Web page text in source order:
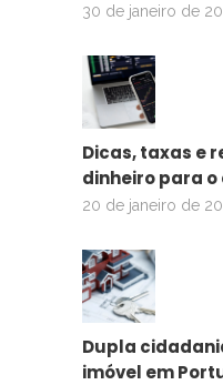
30 de janeiro de
Dicas, taxas e
dinheiro para
20 de janeiro de
Dupla
imóvel em